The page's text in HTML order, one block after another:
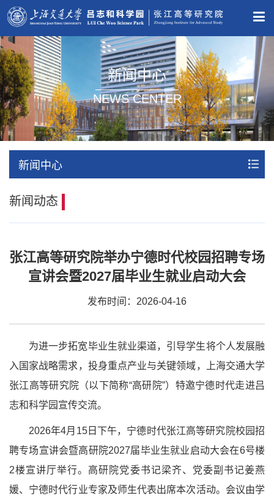
新闻中心
NEWS CENTER
新闻中心
新闻动态
张江高等研究院举办宁德时代校园招聘专场
宣讲会暨2027届毕业生就业启动大会
发布时间：2026-04-16
为进一步拓宽毕业生就业渠道，引导学生将个人发展融
入国家战略需求，投身重点产业与关键领域，上海交通大学
张江高等研究院（以下简称“高研院”）特邀宁德时代走进吕
志和科学园宣传交流。
2026年4月15日下午，宁德时代张江高等研究院校园招
聘专场宣讲会暨高研院2027届毕业生就业启动大会在6号楼
2楼宣讲厅举行。高研院党委书记梁齐、党委副书记姜燕
媛、宁德时代行业专家及师生代表出席本次活动。会议由学